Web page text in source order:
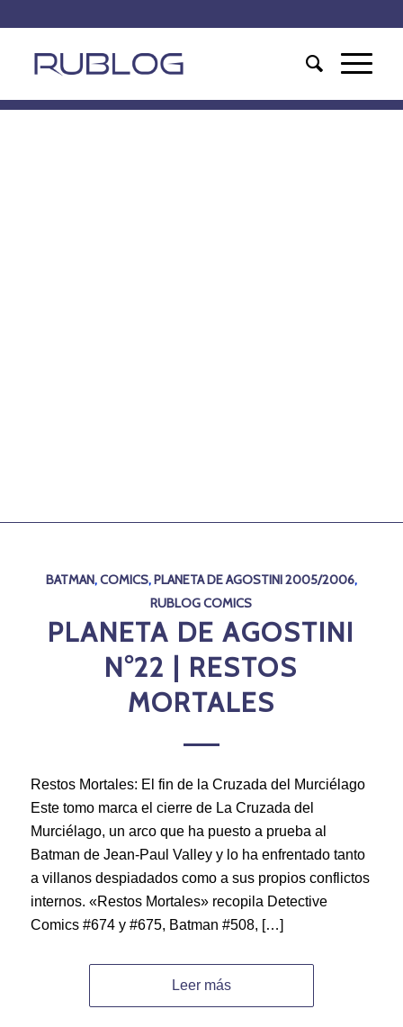
BATMAN,COMICS,PLANETA DE AGOSTINI 2005/2006,
RUBLOG COMICS
PLANETA DE AGOSTINI
N°22 | RESTOS
MORTALES
Restos Mortales: El fin de la Cruzada del Murciélago
Este tomo marca el cierre de La Cruzada del
Murciélago, un arco que ha puesto a prueba al
Batman de Jean-Paul Valley y lo ha enfrentado tanto
a villanos despiadados como a sus propios conflictos
internos. «Restos Mortales» recopila Detective
Comics #674 y #675, Batman #508, […]
Leer más